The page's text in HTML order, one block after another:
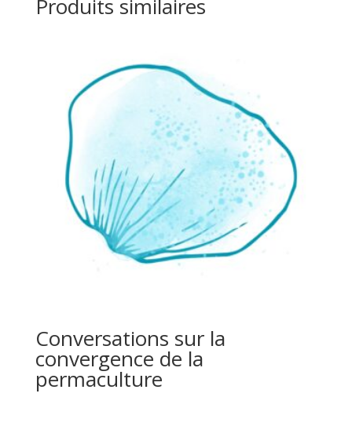
Produits similaires
Conversations sur la
convergence de la
permaculture